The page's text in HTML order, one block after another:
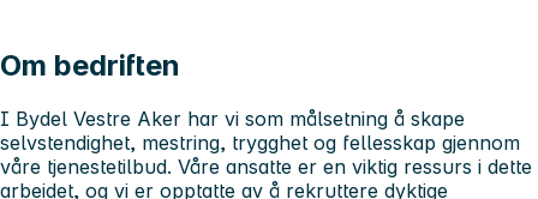
Om bedriften
I Bydel Vestre Aker har vi som målsetning å skape
selvstendighet, mestring, trygghet og fellesskap gjennom
våre tjenestetilbud. Våre ansatte er en viktig ressurs i dette
arbeidet, og vi er opptatte av å rekruttere dyktige